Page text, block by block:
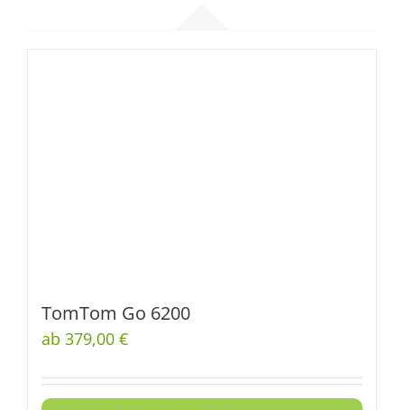
TomTom Go 6200
ab 379,00 €